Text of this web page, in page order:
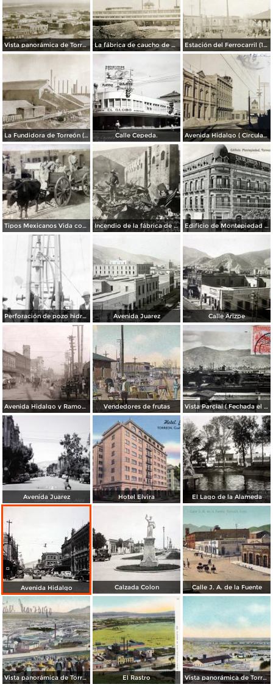
Vista panorámica de Torreón (1907) La fábrica de caucho de guayule más grande del mundo (1907) Estación del Ferrocarril (1907)
La Fundidora de Torreón (1907) Calle Cepeda. Avenida Hidalgo ( Circulada el 4 de Octubre de 1930 ).
Tipos Mexicanos Vida cotidiana ( Fechada el dia 26 de Octubre de 1907 ) . Incendio de la fábrica de jabones La Alianza Edificio de Montepiedad (Compañía de Crédito y Ahorros, S.A.)
Perforación de pozo hidráulico (circa 1940) Avenida Juarez Calle Arizpe
Avenida Hidalgo y Ramos Arizpe (1907) Vendedores de frutas Vista Parcial ( Fechada el dia 6 de Diciembre de 1930 )
Avenida Juarez Hotel Elvira El Lago de la Alameda
Avenida Hidalgo Calzada Colon Calle J. A. de la Fuente
Vista panorámica de Torreón El Rastro Vista panorámica de Torreón